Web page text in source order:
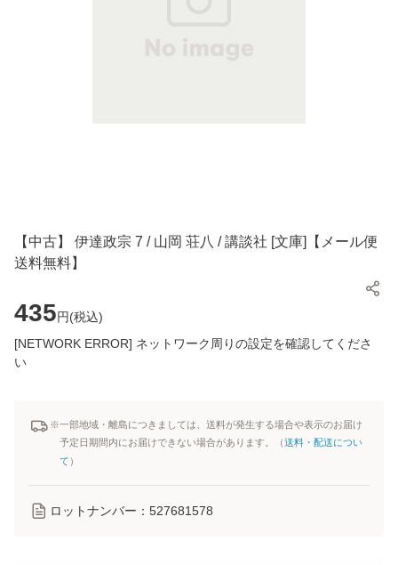
【中古】 伊達政宗 7 / 山岡 荘八 / 講談社 [文庫]【メール便
送料無料】
435円(税込)
[NETWORK ERROR] ネットワーク周りの設定を確認してくださ
い
※一部地域・離島につきましては、送料が発生する場合や表示のお届け
予定日期間内にお届けできない場合があります。（送料・配送につい
て ）
ロットナンバー： 527681578